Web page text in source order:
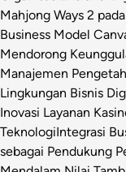
Mahjong Ways 2
Business Model
Mendorong
Manajemen
Lingkungan Bisnis
Inovasi Layanan
TeknologiIntegrasi
sebagai Pendukung